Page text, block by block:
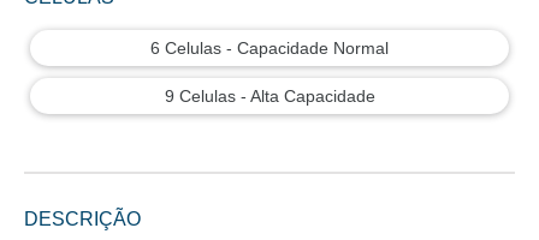
6 Celulas - Capacidade Normal
9 Celulas - Alta Capacidade
DESCRIÇÃO